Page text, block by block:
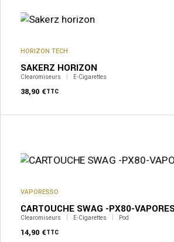
HORIZON TECH
SAKERZ HORIZON
Clearomiseurs E-Cigarettes
38,90 €TTC
VAPORESSO
CARTOUCHE SWAG -PX80-
Clearomiseurs E-Cigarettes Pod
14,90 €TTC